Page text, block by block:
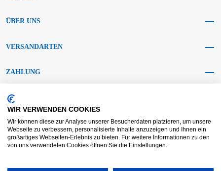
ÜBER UNS
VERSANDARTEN
ZAHLUNG
SOCIAL MEDIA
WIR VERWENDEN COOKIES
Wir können diese zur Analyse unserer Besucherdaten platzieren, um unsere
Webseite zu verbessern, personalisierte Inhalte anzuzeigen und Ihnen ein
großartiges Webseiten-Erlebnis zu bieten. Für weitere Informationen zu den
von uns verwendeten Cookies öffnen Sie die Einstellungen.